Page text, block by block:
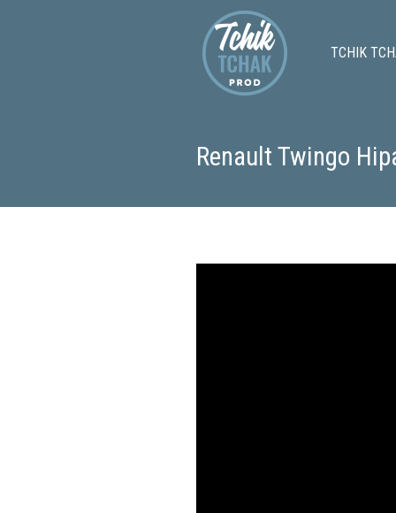
TCHIK
Renault Twingo